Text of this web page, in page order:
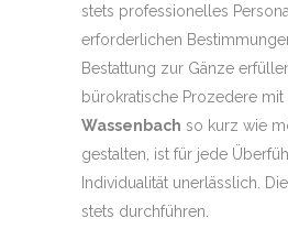
stets professionelles
erforderlichen
Bestattung zur Gänze
bürokratische Prozedere
Wassenbach so kurz wie
gestalten, ist für jede
Individualität unerlässlich.
stets durchführen.